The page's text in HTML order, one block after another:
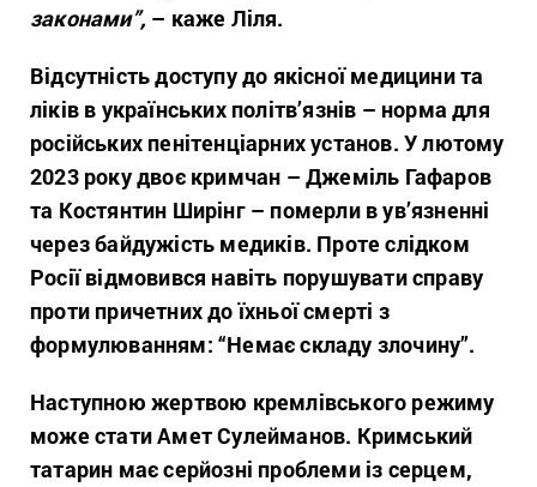
законами”, – каже Ліля.
Відсутність доступу до якісної медицини та
ліків в українських політв’язнів – норма для
російських пенітенціарних установ. У лютому
2023 року двоє кримчан – Джеміль Гафаров
та Костянтин Ширінг – померли в ув’язненні
через байдужість медиків. Проте слідком
Росії відмовився навіть порушувати справу
проти причетних до їхньої смерті з
формулюванням: “Немає складу злочину”.
Наступною жертвою кремлівського режиму
може стати Амет Сулейманов. Кримський
татарин має серйозні проблеми із серцем,